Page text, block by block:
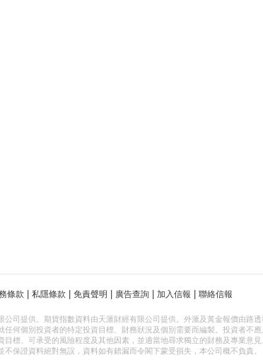
條款 私隱條款 免責聲明 廣告查詢 加入信報 聯絡信報
公司提供。期貨指數資料由天滙財經有限公司提供。外滙及黃金報價由路透
何個別投資者的特定投資目標、財務狀況及個別需要而編製。投資者不
標、可承受的風險程度及其他因素，並適當地尋求獨立的財務及專業意
不保證資料絕對無誤，資料如有錯漏而令閣下蒙受損失，本公司概不負責。